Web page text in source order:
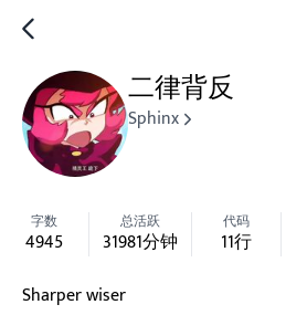
二律背反
Sphinx
字数
4945
总活跃
31981分钟
代码
11行
Sharper wiser